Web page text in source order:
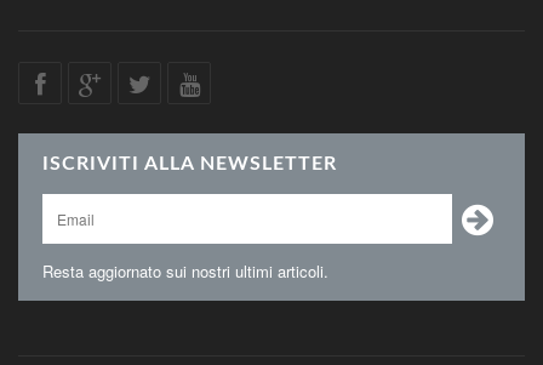
ISCRIVITI ALLA NEWSLETTER
Resta aggiornato sui nostri ultimi articoli.